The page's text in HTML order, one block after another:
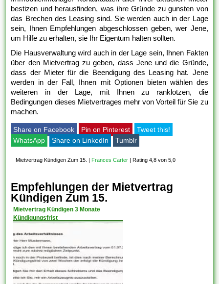
bestizen und herausfinden, was ihre Gründe zu gunsten von
das Brechen des Leasing sind. Sie werden auch in der Lage
sein, Ihnen Empfehlungen abgeschlossen geben, wer Jene,
um Hilfe zu erhalten, sie Ihr Eigentum halten sollten.
Die Hausverwaltung wird auch in der Lage sein, Ihnen Fakten
über den Mietvertrag zu geben, dass Jene und die Gründe,
dass der Mieter für die Beendigung des Leasing hat. Jene
werden in der Fall, Ihnen mit Optionen bieten wählen des
weiteren in der Lage, mit Ihnen zu ranklotzen, die
Bedingungen dieses Mietvertrages mehr von Vorteil für Sie zu
machen.
Share on Facebook Pin on Pinterest
Tweet this!
WhatsApp
Share on LinkedIn Tumblr
Mietvertrag Kündigen Zum 15. | Frances Carter |Rating 4,8 von 5,0
Empfehlungen der Mietvertrag
Kündigen Zum 15.
Mietvertrag Kündigen 3 Monate
Kündigungsfrist